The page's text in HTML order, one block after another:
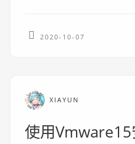
2020-10-07
XIAYUN
使用